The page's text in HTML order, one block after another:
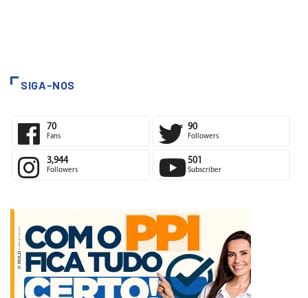
SIGA-NOS
70 90
3,944 501